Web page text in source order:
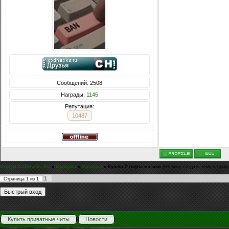
Сообщений: 2508
Награды: 1145
Репутация:
10487
Форум CoDHacks.Ru » Мусорка » Мусорка » Куплю 2 гифта магики (Не могу создать тему в
Страница 1 из 1
1
Купить приватные читы Новости